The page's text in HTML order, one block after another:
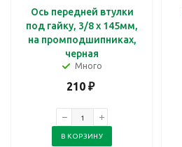
Ось передней втулки
под гайку, 3/8 x 145мм,
на промподшипниках,
черная
Много
210 ₽
В КОРЗИНУ